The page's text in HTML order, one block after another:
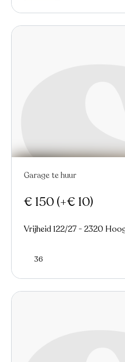
Garage te huur
€ 150 (+€ 10)
Vrijheid 122/27 - 2320
36